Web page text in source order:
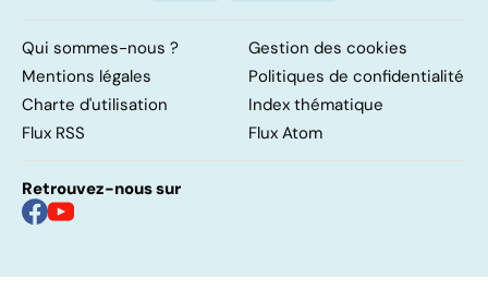
Qui sommes-nous ?
Gestion des cookies
Mentions légales
Politiques de confidentialité
Charte d'utilisation
Index thématique
Flux RSS
Flux Atom
Retrouvez-nous sur